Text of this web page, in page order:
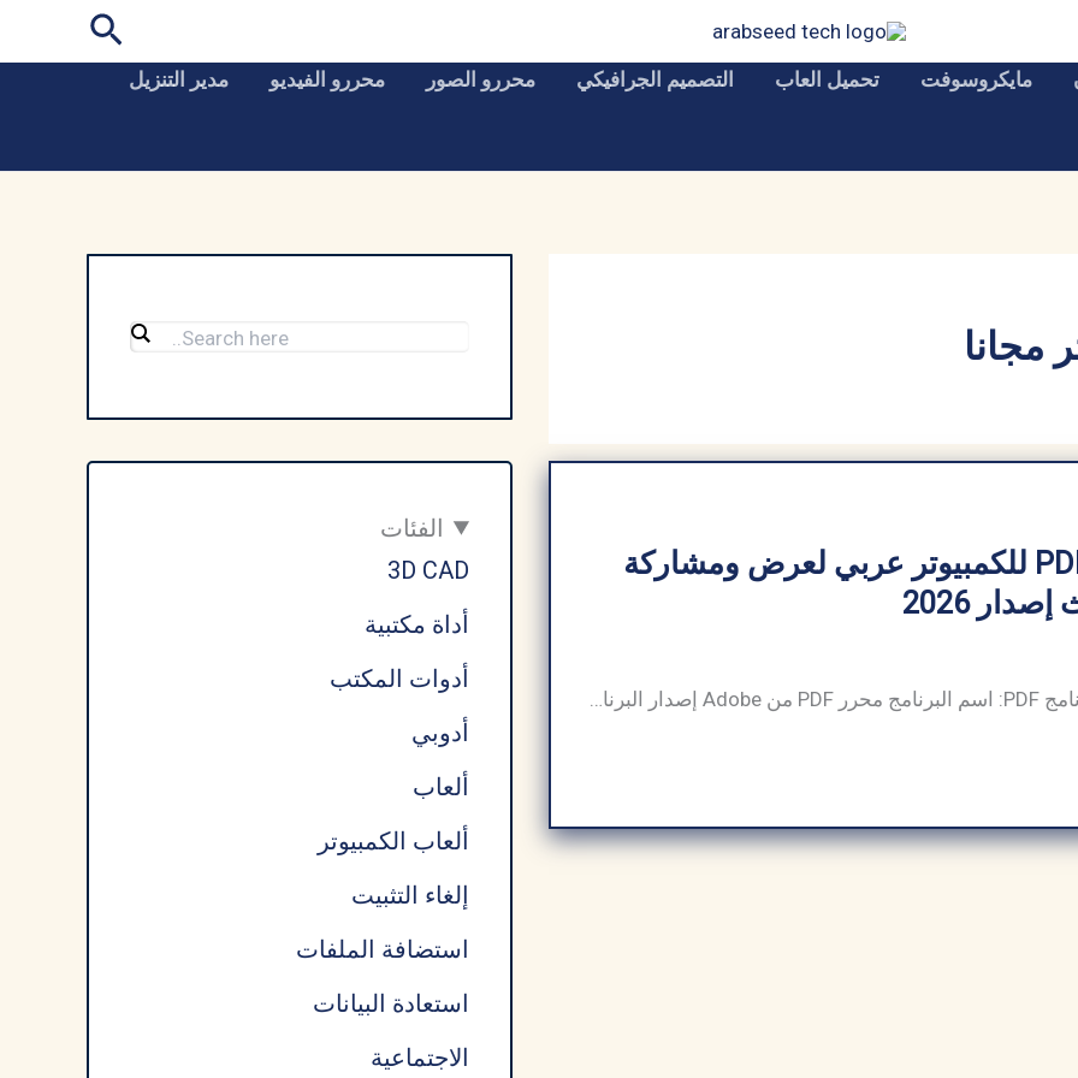
البحث
مايكروسوفت تحميل العاب التصميم الجرافيكي محررو الصور محررو الفيديو مدير التنزيل
تنزيل برنامج PDF للكمبيوتر عربي لعرض ومشاركة
2026
الفئات
3D CAD
أداة مكتبية
أدوات المكتب
أدوبي
ألعاب
ألعاب الكمبيوتر
إلغاء التثبيت
استضافة الملفات
استعادة البيانات
الاجتماعية